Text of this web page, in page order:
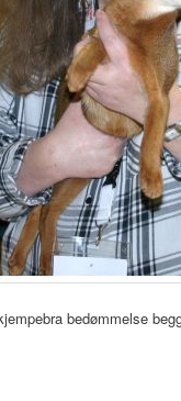
bedømmelse